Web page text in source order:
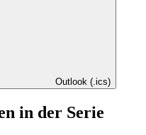
Outlook (.ics)
in der Serie